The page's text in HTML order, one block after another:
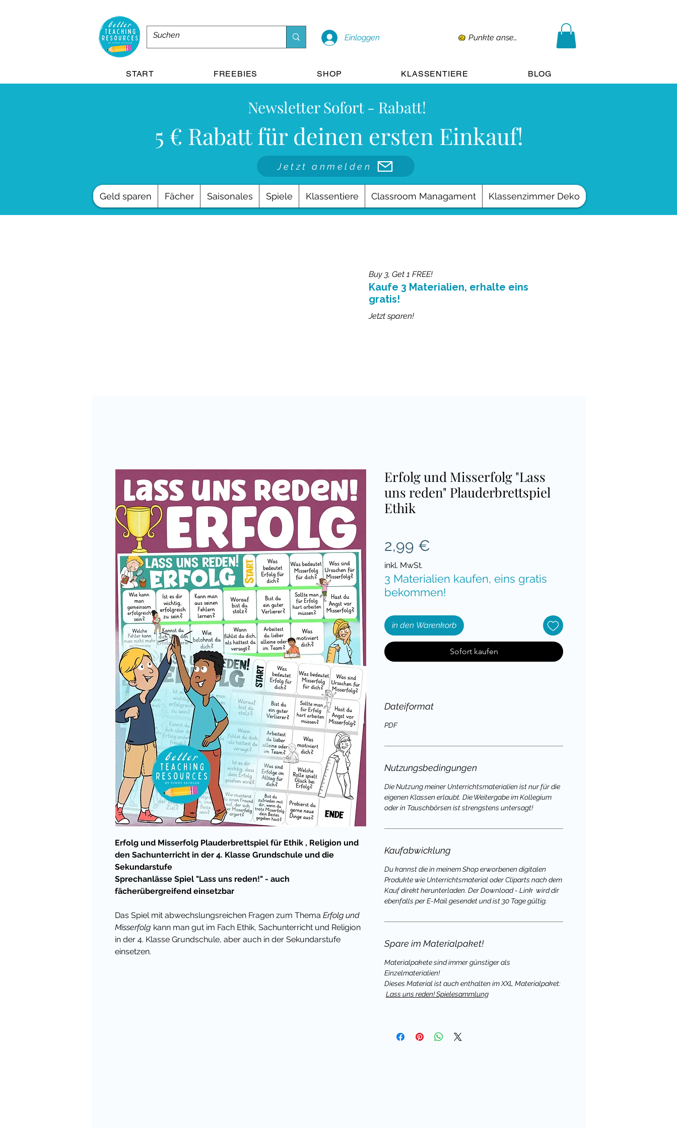
Einloggen Punkte ansehen
START FREEBIES SHOP KLASSENTIERE BLOG
Newsletter Sofort - Rabatt!
5 € Rabatt für deinen ersten Einkauf!
Jetzt anmelden
Geld sparen Fächer Saisonales Spiele Klassentiere Classroom Managament Klassenzimmer Deko
Jetzt sparen!
Kaufe 3 Materialien, erhalte eins
gratis!
Buy 3, Get 1 FREE!
Erfolg und Misserfolg Plauderbrettspiel für Ethik , Religion und
den Sachunterricht in der 4. Klasse Grundschule und die
Sekundarstufe
Sprechanlässe Spiel "Lass uns reden!" - auch
fächerübergreifend einsetzbar
Das Spiel mit abwechslungsreichen Fragen zum Thema Erfolg und
Misserfolg kann man gut im Fach Ethik, Sachunterricht und Religion
in der 4. Klasse Grundschule, aber auch in der Sekundarstufe
einsetzen.
Erfolg und Misserfolg "Lass
uns reden" Plauderbrettspiel
Ethik
2,99 €
inkl. MwSt.
3 Materialien kaufen, eins gratis
bekommen!
in den Warenkorb
Sofort kaufen
Dateiformat
PDF
Nutzungsbedingungen
Die Nutzung meiner Unterrichtsmaterialien ist nur für die
eigenen Klassen erlaubt. Die Weitergabe im Kollegium
oder in Tauschbörsen ist strengstens untersagt!
Kaufabwicklung
Du kannst die in meinem Shop erworbenen digitalen
Produkte wie Unterrichtsmaterial oder Cliparts nach dem
Kauf direkt herunterladen. Der Download - Link wird dir
ebenfalls per E-Mail gesendet und ist 30 Tage gültig.
Spare im Materialpaket!
Materialpakete sind immer günstiger als
Einzelmaterialien!
Dieses Material ist auch enthalten im XXL Materialpaket:
Lass uns reden! Spielesammlung